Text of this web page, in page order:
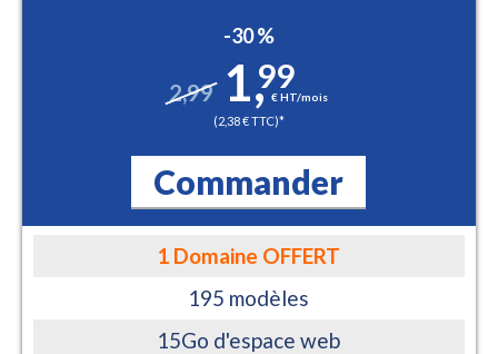
-30 %
2,99 1,99
€ HT/mois
(2,38 € TTC)*
Commander
1 Domaine OFFERT
195 modèles
15Go d'espace web